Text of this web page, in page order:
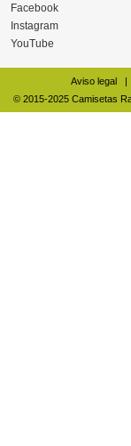
Facebook
Instagram
YouTube
Aviso legal |
© 2015-2025 Camisetas